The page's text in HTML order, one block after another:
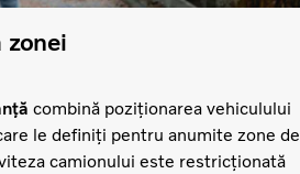
zonei
combină poziționarea vehiculului
le definiți pentru anumite zone de
camionului este restricționată